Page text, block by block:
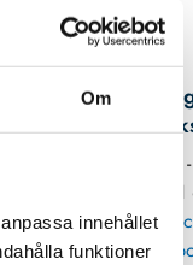
Om
innehållet
funktioner
08